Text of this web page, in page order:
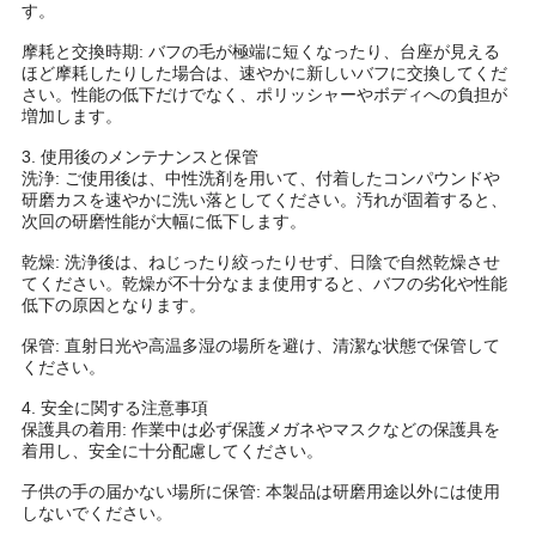
す。
摩耗と交換時期: バフの毛が極端に短くなったり、台座が見える
ほど摩耗したりした場合は、速やかに新しいバフに交換してくだ
さい。性能の低下だけでなく、ポリッシャーやボディへの負担が
増加します。
3. 使用後のメンテナンスと保管
洗浄: ご使用後は、中性洗剤を用いて、付着したコンパウンドや
研磨カスを速やかに洗い落としてください。汚れが固着すると、
次回の研磨性能が大幅に低下します。
乾燥: 洗浄後は、ねじったり絞ったりせず、日陰で自然乾燥させ
てください。乾燥が不十分なまま使用すると、バフの劣化や性能
低下の原因となります。
保管: 直射日光や高温多湿の場所を避け、清潔な状態で保管して
ください。
4. 安全に関する注意事項
保護具の着用: 作業中は必ず保護メガネやマスクなどの保護具を
着用し、安全に十分配慮してください。
子供の手の届かない場所に保管: 本製品は研磨用途以外には使用
しないでください。